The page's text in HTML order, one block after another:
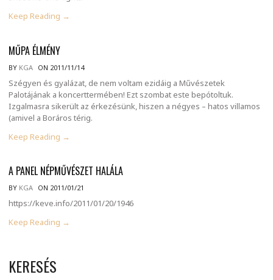
Keep Reading →
MŰPA ÉLMÉNY
BY KGA ON 2011/11/14
Szégyen és gyalázat, de nem voltam ezidáig a Művészetek
Palotájának a koncerttermében! Ezt szombat este bepótoltuk.
Izgalmasra sikerült az érkezésünk, hiszen a négyes – hatos villamos
(amivel a Boráros térig.
Keep Reading →
A PANEL NÉPMŰVÉSZET HALÁLA
BY KGA ON 2011/01/21
https://keve.info/2011/01/20/1946
Keep Reading →
KERESÉS